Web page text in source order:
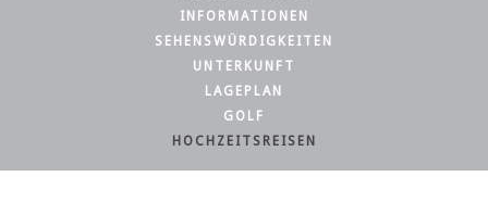
INFORMATIONEN
SEHENSWÜRDIGKEITEN
UNTERKUNFT
LAGEPLAN
GOLF
HOCHZEITSREISEN